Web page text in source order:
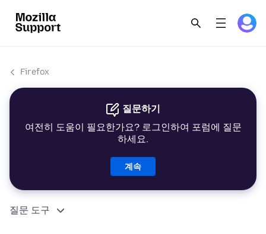
Firefox
질문하기
여전히 도움이 필요한가요? 로그인하여 포럼에 질문
하세요.
계속
질문 도구